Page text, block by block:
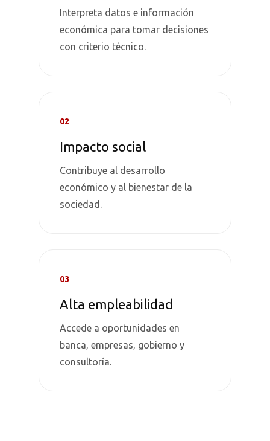
Interpreta datos e información
económica para tomar decisiones
con criterio técnico.
02
Impacto social
Contribuye al desarrollo
económico y al bienestar de la
sociedad.
03
Alta empleabilidad
Accede a oportunidades en
banca, empresas, gobierno y
consultoría.